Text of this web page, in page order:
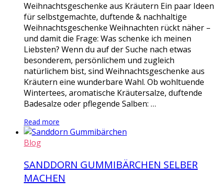
Weihnachtsgeschenke aus Kräutern Ein paar Ideen
für selbstgemachte, duftende & nachhaltige
Weihnachtsgeschenke Weihnachten rückt näher –
und damit die Frage: Was schenke ich meinen
Liebsten? Wenn du auf der Suche nach etwas
besonderem, persönlichem und zugleich
natürlichem bist, sind Weihnachtsgeschenke aus
Kräutern eine wunderbare Wahl. Ob wohltuende
Wintertees, aromatische Kräutersalze, duftende
Badesalze oder pflegende Salben: …
Read more
Blog
SANDDORN GUMMIBÄRCHEN SELBER
MACHEN